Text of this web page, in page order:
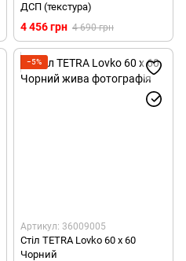
ДСП (текстура)
4 456 грн 4 690 грн
−5%
Артикул: 36009005
Стіл TETRA Lovko 60 x 60
Чорний